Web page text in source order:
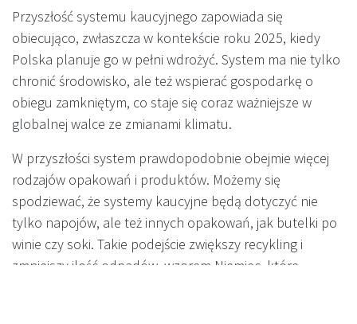
Przyszłość systemu kaucyjnego zapowiada się
obiecująco, zwłaszcza w kontekście roku 2025, kiedy
Polska planuje go w pełni wdrożyć. System ma nie tylko
chronić środowisko, ale też wspierać gospodarkę o
obiegu zamkniętym, co staje się coraz ważniejsze w
globalnej walce ze zmianami klimatu.
W przyszłości system prawdopodobnie obejmie więcej
rodzajów opakowań i produktów. Możemy się
spodziewać, że systemy kaucyjne będą dotyczyć nie
tylko napojów, ale też innych opakowań, jak butelki po
winie czy soki. Takie podejście zwiększy recykling i
zmniejszy ilość odpadów, wzorem Niemiec, które